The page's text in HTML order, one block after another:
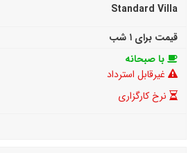
Standard Villa
قیمت برای ۱ شب
با صبحانه
غیرقابل استرداد
نرخ کارگزاری